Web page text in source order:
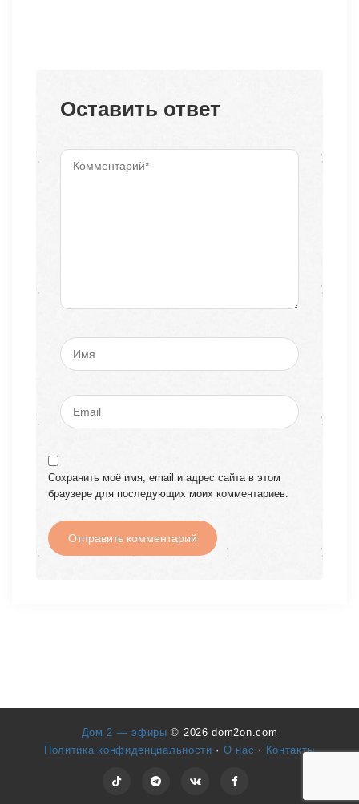
Оставить ответ
Сохранить моё имя, email и адрес сайта в этом
браузере для последующих моих комментариев.
Дом 2 — эфиры© 2026 dom2on.com
Политика конфиденциальности · О нас · Контакты